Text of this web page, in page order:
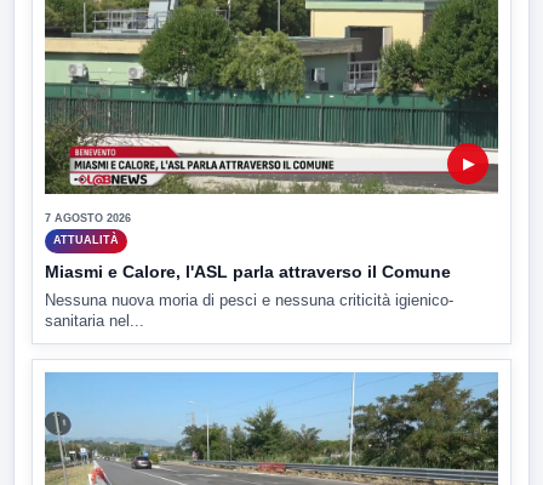
▶
7 AGOSTO 2026
ATTUALITÀ
Miasmi e Calore, l'ASL parla attraverso il Comune
Nessuna nuova moria di pesci e nessuna criticità igienico-
sanitaria nel...